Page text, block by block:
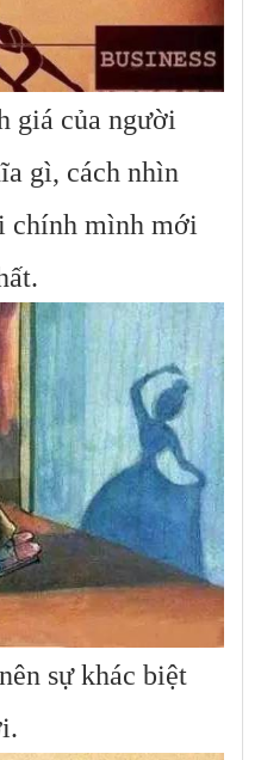
giá của người
gì, cách nhìn
chính mình mới
sự khác biệt